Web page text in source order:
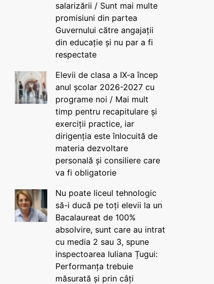
salarizării / Sunt mai multe
promisiuni din partea
Guvernului către angajații
din educație și nu par a fi
respectate
Elevii de clasa a IX-a încep
anul școlar 2026-2027 cu
programe noi / Mai mult
timp pentru recapitulare și
exerciții practice, iar
dirigenția este înlocuită de
materia dezvoltare
personală și consiliere care
va fi obligatorie
Nu poate liceul tehnologic
să-i ducă pe toți elevii la un
Bacalaureat de 100%
absolvire, sunt care au intrat
cu media 2 sau 3, spune
inspectoarea Iuliana Țugui:
Performanța trebuie
măsurată și prin câți